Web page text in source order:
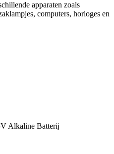
apparaten zoals
computers, horloges en
Alkaline Batterij